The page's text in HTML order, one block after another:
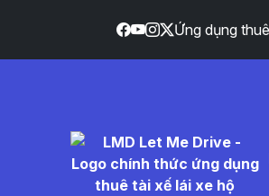
Ứng dụng